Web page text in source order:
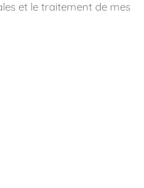
et le traitement de mes